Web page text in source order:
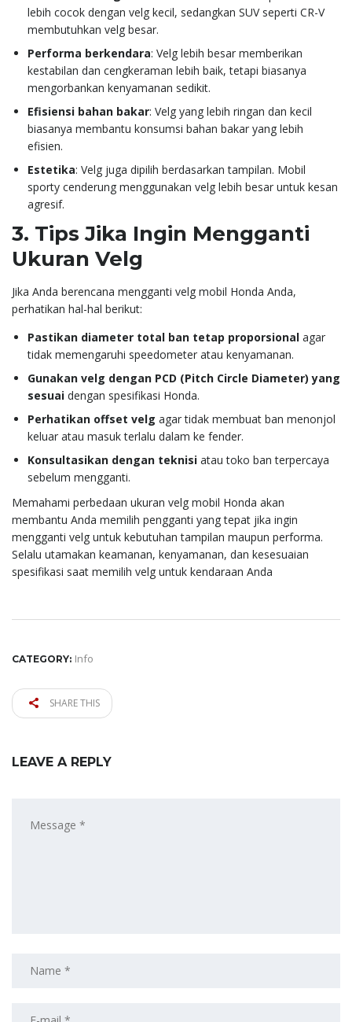
lebih cocok dengan velg kecil, sedangkan SUV seperti CR-V
membutuhkan velg besar.
Performa berkendara: Velg lebih besar memberikan
kestabilan dan cengkeraman lebih baik, tetapi biasanya
mengorbankan kenyamanan sedikit.
Efisiensi bahan bakar: Velg yang lebih ringan dan kecil
biasanya membantu konsumsi bahan bakar yang lebih
efisien.
Estetika: Velg juga dipilih berdasarkan tampilan. Mobil
sporty cenderung menggunakan velg lebih besar untuk kesan
agresif.
3. Tips Jika Ingin Mengganti
Ukuran Velg
Jika Anda berencana mengganti velg mobil Honda Anda,
perhatikan hal-hal berikut:
Pastikan diameter total ban tetap proporsional agar
tidak memengaruhi speedometer atau kenyamanan.
Gunakan velg dengan PCD (Pitch Circle Diameter) yang
sesuai dengan spesifikasi Honda.
Perhatikan offset velg agar tidak membuat ban menonjol
keluar atau masuk terlalu dalam ke fender.
Konsultasikan dengan teknisi atau toko ban terpercaya
sebelum mengganti.
Memahami perbedaan ukuran velg mobil Honda akan
membantu Anda memilih pengganti yang tepat jika ingin
mengganti velg untuk kebutuhan tampilan maupun performa.
Selalu utamakan keamanan, kenyamanan, dan kesesuaian
spesifikasi saat memilih velg untuk kendaraan Anda
CATEGORY: Info
SHARE THIS
LEAVE A REPLY